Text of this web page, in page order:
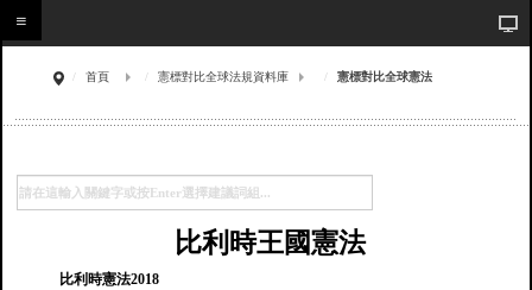
首頁 憲標對比全球法規資料庫 憲標對比全球憲法
比利時王國憲法
比利時憲法2018